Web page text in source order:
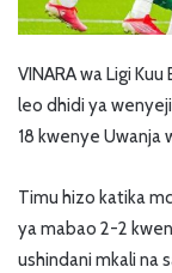
VINARA wa Ligi
leo dhidi ya
18 kwenye Uwanja
Timu hizo katika
ya mabao 2-2
ushindani mkali na